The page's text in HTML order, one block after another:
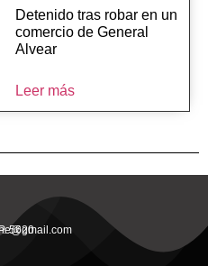
Detenido tras robar en un
comercio de General
Alvear
Leer más
5620